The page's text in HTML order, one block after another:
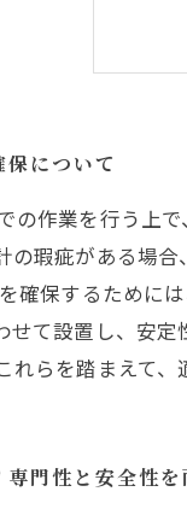
について
の作業を行う上
の瑕疵がある場
確保するために
せて設置し、安
れらを踏まえて
門性と安全性